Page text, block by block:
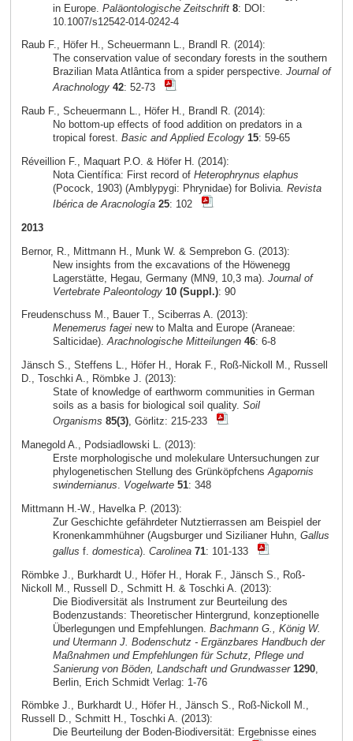
in Europe. Paläontologische Zeitschrift 8: DOI:
10.1007/s12542-014-0242-4
Raub F., Höfer H., Scheuermann L., Brandl R. (2014):
The conservation value of secondary forests in the southern
Brazilian Mata Atlântica from a spider perspective. Journal of
Arachnology 42: 52-73
Raub F., Scheuermann L., Höfer H., Brandl R. (2014):
No bottom-up effects of food addition on predators in a
tropical forest. Basic and Applied Ecology 15: 59-65
Réveillion F., Maquart P.O. & Höfer H. (2014):
Nota Científica: First record of Heterophrynus elaphus
(Pocock, 1903) (Amblypygi: Phrynidae) for Bolivia. Revista
Ibérica de Aracnología 25: 102
2013
Bernor, R., Mittmann H., Munk W. & Semprebon G. (2013):
New insights from the excavations of the Höwenegg
Lagerstätte, Hegau, Germany (MN9, 10,3 ma). Journal of
Vertebrate Paleontology 10 (Suppl.): 90
Freudenschuss M., Bauer T., Sciberras A. (2013):
Menemerus fageinew to Malta and Europe (Araneae:
Salticidae).Arachnologische Mitteilungen 46: 6-8
Jänsch S., Steffens L., Höfer H., Horak F., Roß-Nickoll M., Russell
D., Toschki A., Römbke J. (2013):
State of knowledge of earthworm communities in German
soils as a basis for biological soil quality. Soil
Organisms 85(3), Görlitz: 215-233
Manegold A., Podsiadlowski L. (2013):
Erste morphologische und molekulare Untersuchungen zur
phylogenetischen Stellung des Grünköpfchens Agapornis
swindernianus
Vogelwarte 51: 348
Mittmann H.-W., Havelka P. (2013):
Zur Geschichte gefährdeter Nutztierrassen am Beispiel der
Kronenkammhühner (Augsburger und Sizilianer Huhn, Gallus
gallus f. domestica). Carolinea 71: 101-133
Römbke J., Burkhardt U., Höfer H., Horak F., Jänsch S., Roß-
Nickoll M., Russell D., Schmitt H. & Toschki A. (2013):
Die Biodiversität als Instrument zur Beurteilung des
Bodenzustands: Theoretischer Hintergrund, konzeptionelle
Überlegungen und Empfehlungen. Bachmann G., König W.
und Utermann J. Bodenschutz - Ergänzbares Handbuch der
Maßnahmen und Empfehlungen für Schutz, Pflege und
Sanierung von Böden, Landschaft und Grundwasser 1290,
Berlin, Erich Schmidt Verlag: 1-76
Römbke J., Burkhardt U., Höfer H., Jänsch S., Roß-Nickoll M.,
Russell D., Schmitt H., Toschki A. (2013):
Die Beurteilung der Boden-Biodiversität: Ergebnisse eines